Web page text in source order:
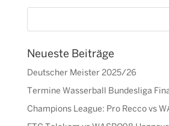
Neueste Beiträge
Deutscher Meister 2025/26
Termine Wasserball Bundesliga
Champions League: Pro Recco vs